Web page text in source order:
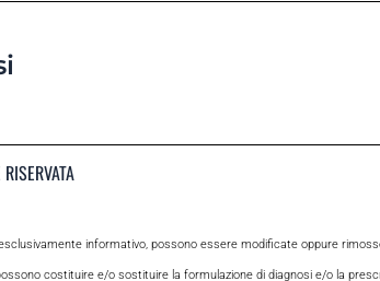
informativo, possono essere modificate oppure
costituire e/o sostituire la formulazione di diagnosi e/o la